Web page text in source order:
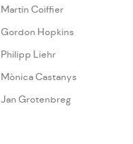
Martin Coiffier
Gordon Hopkins
Philipp Liehr
Mònica Castanys
Jan Grotenbreg